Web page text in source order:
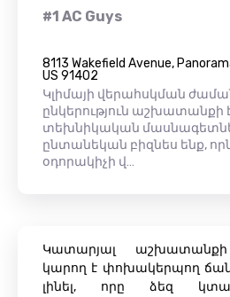
#1 AC Guys
8113 Wakefield Avenue,
US 91402
Կլիմայի վերահսկման
ընկերություն աշխատանքի
տեխնիկական
ընտանեկան բիզնես ենք,
օդորակիչի վ…
Կատարյալ աշխատանքի
կարող է փոխակերպող
լինել, որը ձեզ